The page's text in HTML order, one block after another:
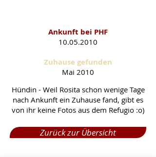
Ankunft bei PHF
10.05.2010
Zuhause gefunden
Mai 2010
Hündin - Weil Rosita schon wenige Tage
nach Ankunft ein Zuhause fand, gibt es
von ihr keine Fotos aus dem Refugio :o)
Zurück zur Übersicht